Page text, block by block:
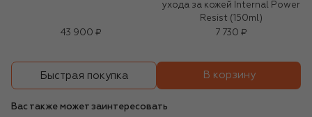
43 900 ₽
ухода за кожей Internal Power
Resist (150ml)
7 730 ₽
Быстрая покупка В корзину
Вас также может заинтересовать